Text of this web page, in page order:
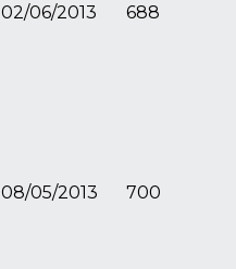
02/06/2013 688
08/05/2013 700